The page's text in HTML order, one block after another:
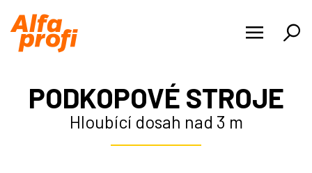
NOVINKY
PODKOPOVÉ STROJE
Hloubící dosah nad 3 m